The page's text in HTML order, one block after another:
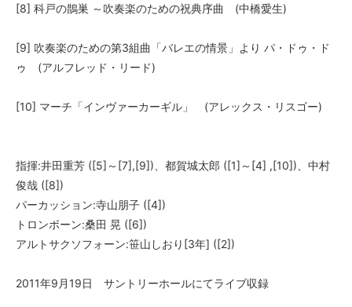
[8] 科戸の鵲巣 ～吹奏楽のための祝典序曲 (中橋愛生)
[9] 吹奏楽のための第3組曲「バレエの情景」より パ・ドゥ・ド
ゥ (アルフレッド・リード)
[10] マーチ「インヴァーカーギル」 (アレックス・リスゴー)
指揮:井田重芳 ([5]～[7],[9])、都賀城太郎 ([1]～[4] ,[10])、中村
俊哉 ([8])
パーカッション:寺山朋子 ([4])
トロンボーン:桑田 晃 ([6])
アルトサクソフォーン:笹山しおり[3年] ([2])
2011年9月19日 サントリーホールにてライブ収録